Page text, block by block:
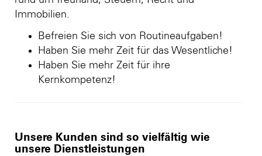
Immobilien.
Befreien Sie sich von Routineaufgaben!
Haben Sie mehr Zeit für das Wesentliche!
Haben Sie mehr Zeit für ihre
Kernkompetenz!
Unsere Kunden sind so vielfältig wie
unsere Dienstleistungen